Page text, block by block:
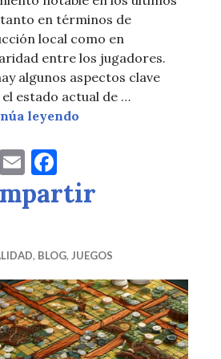
en España (2ª parte)
en términos de
local como en
entre los jugadores.
algunos aspectos clave
estado actual de …
leyendo La industria de los
T E
m
ai
a
c
b
o
o
k
, BLOG, JUEGOS